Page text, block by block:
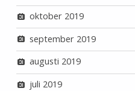
oktober 2019
september 2019
augusti 2019
juli 2019